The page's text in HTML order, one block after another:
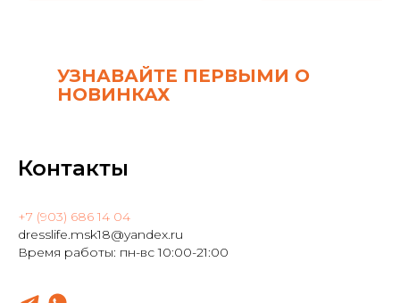
УЗНАВАЙТЕ ПЕРВЫМИ О
НОВИНКАХ
Контакты
+7 (903) 686 14 04
dresslife.msk18@yandex.ru
Время работы: пн-вс 10:00-21:00